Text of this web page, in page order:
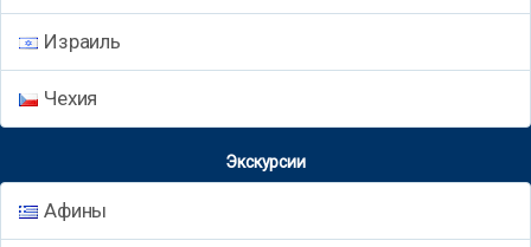
Израиль
Чехия
Экскурсии
Афины